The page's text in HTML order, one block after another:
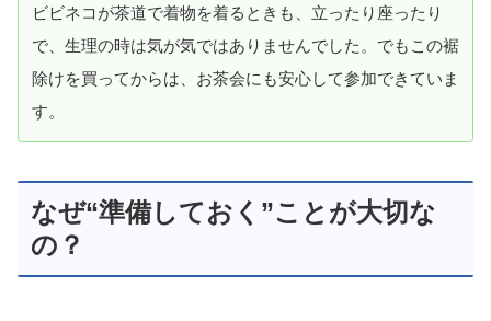
ビビネコが茶道で着物を着るときも、立ったり座ったり
で、生理の時は気が気ではありませんでした。でもこの裾
除けを買ってからは、お茶会にも安心して参加できていま
す。
なぜ“準備しておく”ことが大切な
の？